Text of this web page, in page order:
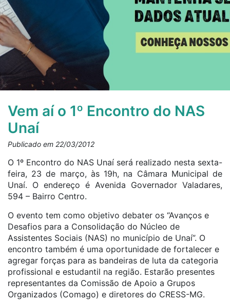
Vem aí o 1º Encontro do NAS
Unaí
Publicado em 22/03/2012
O 1º Encontro do NAS Unaí será realizado nesta sexta-
feira, 23 de março, às 19h, na Câmara Municipal de
Unaí. O endereço é Avenida Governador Valadares,
594 – Bairro Centro.
O evento tem como objetivo debater os “Avanços e
Desafios para a Consolidação do Núcleo de
Assistentes Sociais (NAS) no município de Unaí”. O
encontro também é uma oportunidade de fortalecer e
agregar forças para as bandeiras de luta da categoria
profissional e estudantil na região. Estarão presentes
representantes da Comissão de Apoio a Grupos
Organizados (Comago) e diretores do CRESS-MG.